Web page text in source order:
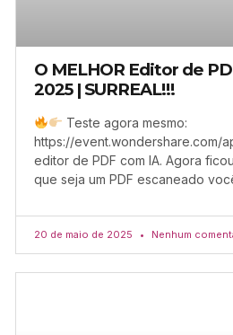
O MELHOR Editor de
2025 | SURREAL!!!
Teste agora mesmo:
https://event.wondershare.com/
editor de PDF com IA. Agora
que seja um PDF escaneado
20 de maio de 2025 Nenhum